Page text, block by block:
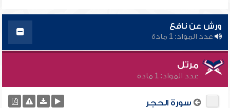
ورش عن نافع
عدد المواد: 1 مادة
مرتل
عدد المواد: 1 مادة
سورة الحجر